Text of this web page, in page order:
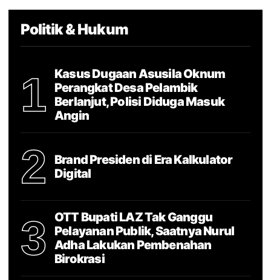
Politik & Hukum
1
Kasus Dugaan Asusila Oknum
Perangkat Desa Pelambik
Berlanjut, Polisi Diduga Masuk
Angin
2
Brand Presiden di Era Kalkulator
Digital
3
OTT Bupati LAZ Tak Ganggu
Pelayanan Publik, Saatnya Nurul
Adha Lakukan Pembenahan
Birokrasi